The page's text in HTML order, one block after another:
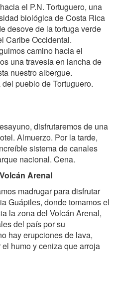
el P.N. Tortuguero, una
biológica de Costa Rica
desove de la tortuga verde
Caribe Occidental.
camino hacia el
una travesía en lancha de
nuestro albergue.
pueblo de Tortuguero.
disfrutaremos de una
Almuerzo. Por la tarde,
sistema de canales
nacional. Cena.
Arenal
madrugar para disfrutar
Guápiles, donde tomamos el
la zona del Volcán Arenal,
del país por su
hay erupciones de lava,
humo y ceniza que arroja